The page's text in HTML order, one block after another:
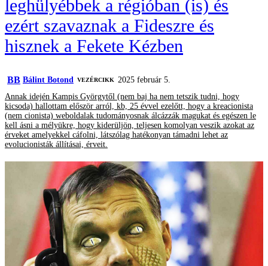
leghülyébbek a régióban (is) és
ezért szavaznak a Fideszre és
hisznek a Fekete Kézben
BB Bálint Botond VEZÉRCIKK
2025 február 5.
Annak idején Kampis Györgytől (nem baj ha nem tetszik tudni, hogy
kicsoda) hallottam először arról, kb, 25 évvel ezelőtt, hogy a kreacionista
(nem cionista) weboldalak tudományosnak álcázzák magukat és egészen le
kell ásni a mélyükre, hogy kiderüljön, teljesen komolyan veszik azokat az
érveket amelyekkel cáfolni, látszólag hatékonyan támadni lehet az
evolucionisták állításai, érveit.